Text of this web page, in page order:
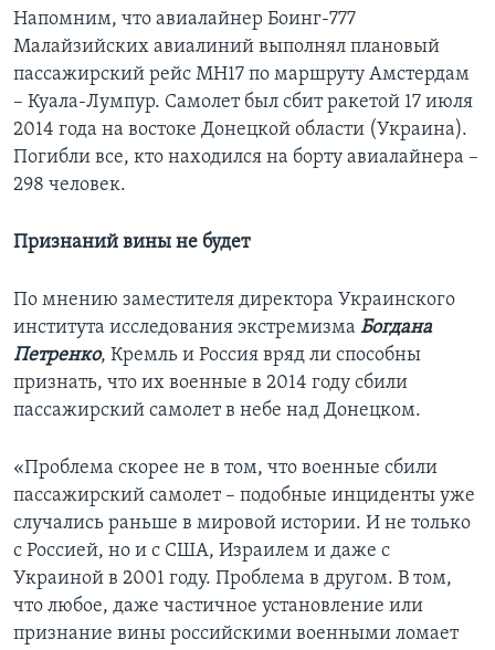
Напомним, что авиалайнер Боинг-777
Малайзийских авиалиний выполнял плановый
пассажирский рейс MH17 по маршруту Амстердам
– Куала-Лумпур. Самолет был сбит ракетой 17 июля
2014 года на востоке Донецкой области (Украина).
Погибли все, кто находился на борту авиалайнера –
298 человек.
Признаний вины не будет
По мнению заместителя директора Украинского
института исследования экстремизма Богдана
Петренко, Кремль и Россия вряд ли способны
признать, что их военные в 2014 году сбили
пассажирский самолет в небе над Донецком.
«Проблема скорее не в том, что военные сбили
пассажирский самолет – подобные инциденты уже
случались раньше в мировой истории. И не только
с Россией, но и с США, Израилем и даже с
Украиной в 2001 году. Проблема в другом. В том,
что любое, даже частичное установление или
признание вины российскими военными ломает